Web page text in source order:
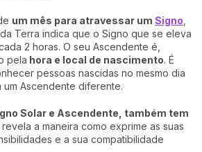
um mês para atravessar um Signo
Terra indica que o Signo que se eleva
2 horas. O seu Ascendente é,
pela hora e local de nascimento. É
pessoas nascidas no mesmo dia
um Ascendente diferente.
Solar e Ascendente, também tem
a maneira como exprime as suas
e a sua compatibilidade